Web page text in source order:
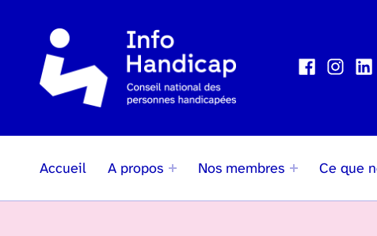
Social Links
Facebook
Accueil A propos Nos membres Ce que